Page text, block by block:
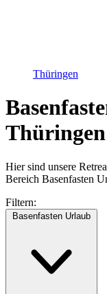
Thüringen
Hier sind unsere
Bereich Basenfasten
Filtern:
Basenfasten Urlaub